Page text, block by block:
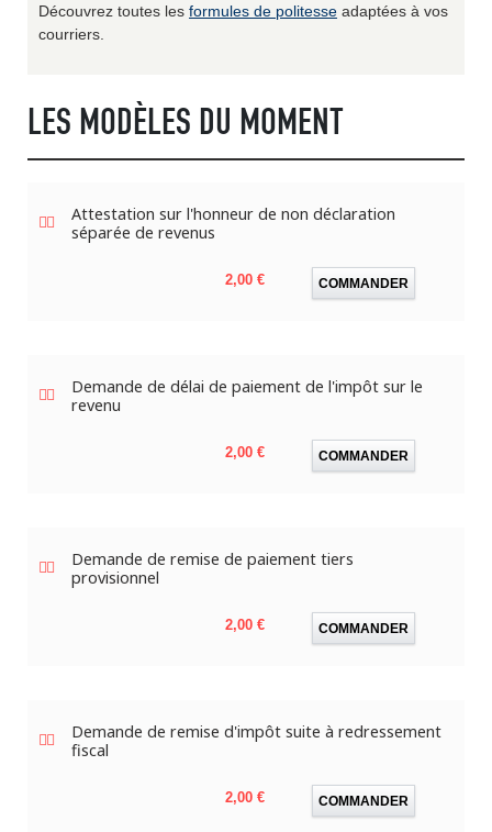
Découvrez toutes les formules de politesse adaptées à vos
courriers.
LES MODÈLES DU MOMENT
Attestation sur l'honneur de non déclaration
séparée de revenus
Prix
2,00 € COMMANDER
Demande de délai de paiement de l'impôt sur le
revenu
Prix
2,00 € COMMANDER
Demande de remise de paiement tiers
provisionnel
Prix
2,00 € COMMANDER
Demande de remise d'impôt suite à redressement
fiscal
Prix
2,00 € COMMANDER